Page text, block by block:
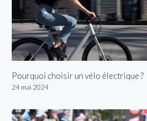
Pourquoi choisir un vélo électrique ?
24 mai 2024